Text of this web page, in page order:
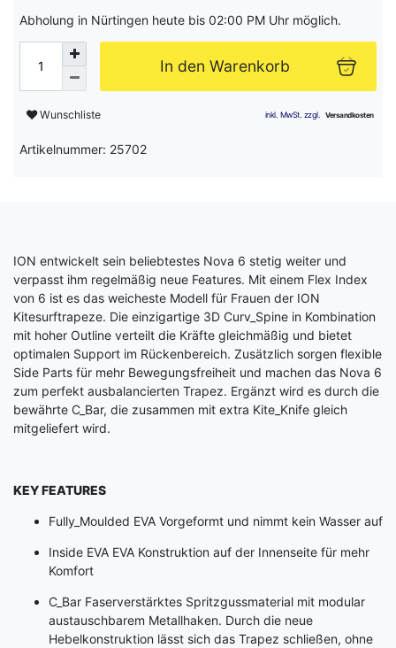
Abholung in Nürtingen heute bis 02:00 PM Uhr möglich.
In den Warenkorb
Wunschliste
Artikelnummer: 25702
ION entwickelt sein beliebtestes Nova 6 stetig weiter und
verpasst ihm regelmäßig neue Features. Mit einem Flex Index
von 6 ist es das weicheste Modell für Frauen der ION
Kitesurftrapeze. Die einzigartige 3D Curv_Spine in Kombination
mit hoher Outline verteilt die Kräfte gleichmäßig und bietet
optimalen Support im Rückenbereich. Zusätzlich sorgen flexible
Side Parts für mehr Bewegungsfreiheit und machen das Nova 6
zum perfekt ausbalancierten Trapez. Ergänzt wird es durch die
bewährte C_Bar, die zusammen mit extra Kite_Knife gleich
mitgeliefert wird.
KEY FEATURES
Fully_Moulded EVA Vorgeformt und nimmt kein Wasser auf
Inside EVA EVA Konstruktion auf der Innenseite für mehr
Komfort
C_Bar Faserverstärktes Spritzgussmaterial mit modular
austauschbarem Metallhaken. Durch die neue
Hebelkonstruktion lässt sich das Trapez schließen, ohne